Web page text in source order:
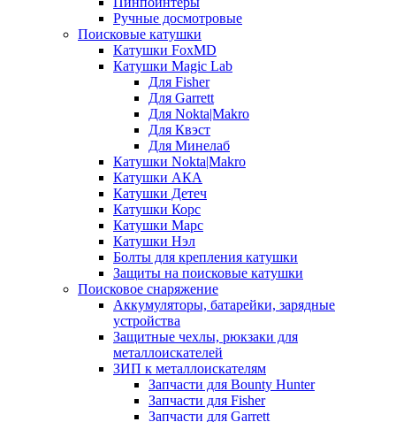
Ручные досмотровые
Поисковые катушки
Катушки FoxMD
Катушки Magic Lab
Для Fisher
Для Garrett
Для Nokta|Makro
Для Квэст
Для Минелаб
Катушки Nokta|Makro
Катушки АКА
Катушки Детеч
Катушки Корс
Катушки Марс
Катушки Нэл
Болты для крепления катушки
Защиты на поисковые катушки
Поисковое снаряжение
Аккумуляторы, батарейки, зарядные
устройства
Защитные чехлы, рюкзаки для
металлоискателей
ЗИП к металлоискателям
Запчасти для Bounty Hunter
Запчасти для Fisher
Запчасти для Garrett